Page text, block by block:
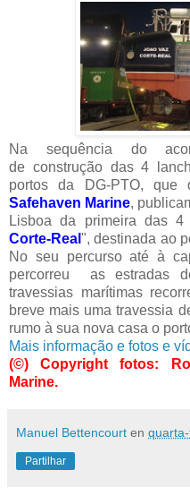
Na sequência do
de construção das 4
portos da DG-PTO, que
Safehaven Marine,
Lisboa da primeira das
Corte-Real ", destinada ao
No seu percurso até à
percorreu as estradas
travessias marítimas
breve mais uma travessia
rumo à sua nova casa o
Mais informação e fotos e
(©) Copyright fotos:
Marine.
Manuel Bettencourt en
Partilhar